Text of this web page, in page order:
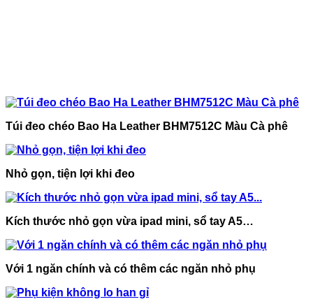
Túi đeo chéo Bao Ha Leather BHM7512C Màu Cà phê
Nhỏ gọn, tiện lợi khi đeo
Kích thước nhỏ gọn vừa ipad mini, sổ tay A5…
Với 1 ngăn chính và có thêm các ngăn nhỏ phụ